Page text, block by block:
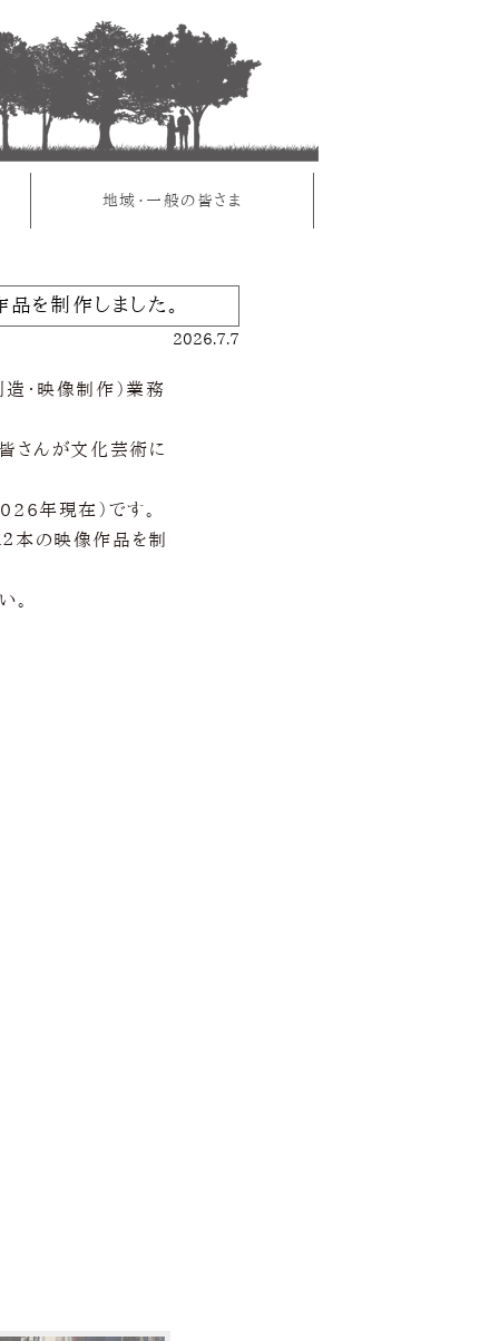
地域・一般の皆さま
を制作しました。
2026.7.7
・映像制作）業務
さんが文化芸術に
年現在）です。
本の映像作品を制
。